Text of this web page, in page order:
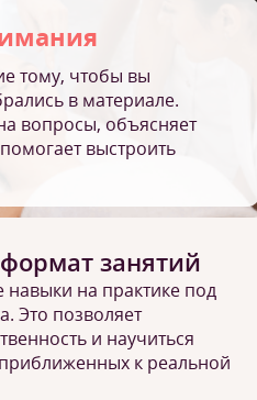
тому, чтобы вы
в материале.
вопросы, объясняет
выстроить
занятий
навыки на практике под
Это позволяет
и научиться
к реальной